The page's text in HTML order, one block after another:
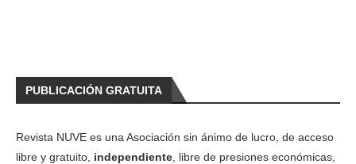
PUBLICACIÓN GRATUITA
Revista NUVE es una Asociación sin ánimo de lucro, de acceso
libre y gratuito, independiente , libre de presiones económicas,